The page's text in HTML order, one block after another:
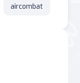
aircombat